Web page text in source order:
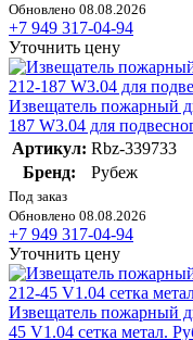
Обновлено 08.08.2026
+7 949 317-04-94
Уточнить цену
Извещатель пожарный
187 W3.04 для
Артикул: Rbz-339733
Бренд:
Рубеж
Под заказ
Обновлено 08.08.2026
+7 949 317-04-94
Уточнить цену
Извещатель пожарный
45 V1.04 сетка метал.